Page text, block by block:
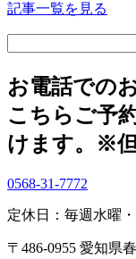
記事一覧を見る
お電話での
こちらご予
けます。
※
0568-31-7772
定休日：毎週水曜
〒486-0955 愛知県